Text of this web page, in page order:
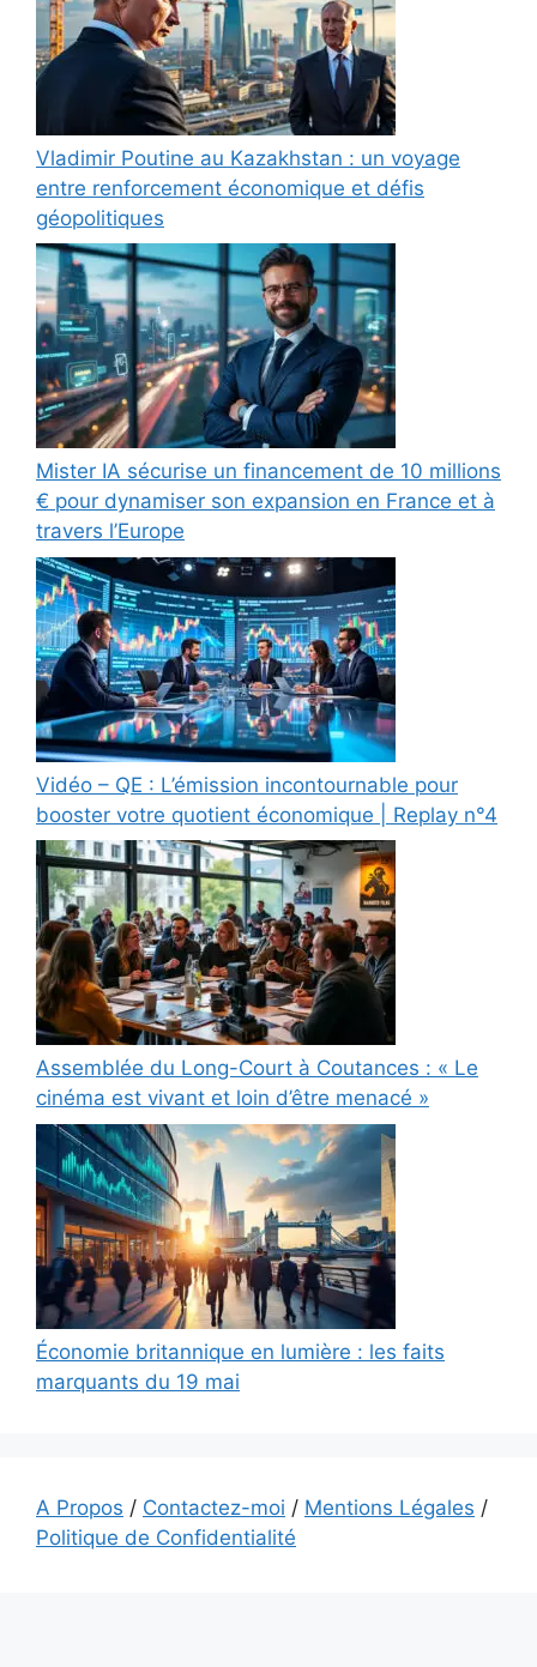
Vladimir Poutine au Kazakhstan : un voyage
entre renforcement économique et défis
géopolitiques
Mister IA sécurise un financement de 10 millions
€ pour dynamiser son expansion en France et à
travers l’Europe
Vidéo – QE : L’émission incontournable pour
booster votre quotient économique | Replay n°4
Assemblée du Long-Court à Coutances : « Le
cinéma est vivant et loin d’être menacé »
Économie britannique en lumière : les faits
marquants du 19 mai
A Propos / Contactez-moi / Mentions Légales /
Politique de Confidentialité